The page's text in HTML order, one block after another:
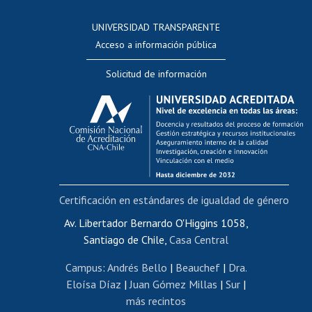
Evaluación docente
Calificación académica
Postulación al AUCAI
Funcionarias/os
Cursos internos de capacitación
Bienestar del personal
Portal de movilidad interna
Certificado de renta
Certificado de renta honorarios
Editar páginas blancas
Extranjeras/os
UNIVERSIDAD TRANSPARENTE
Acceso a información pública
Solicitud de información
Av. Libertador Bernardo O'Higgins 1058,
Santiago de Chile, Casa Central
Campus: Andrés Bello | Beauchef| Dra.
Eloísa Díaz |Juan Gómez Millas | Sur |
más recintos
Certificación en estándares de igualdad de género